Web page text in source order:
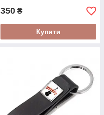
350 ₴
Купити